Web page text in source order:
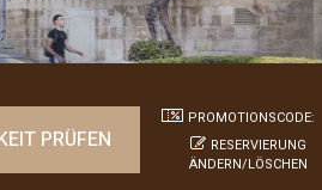
PROMOTIONSCODE:
RESERVIERUNG
ÄNDERN/LÖSCHEN